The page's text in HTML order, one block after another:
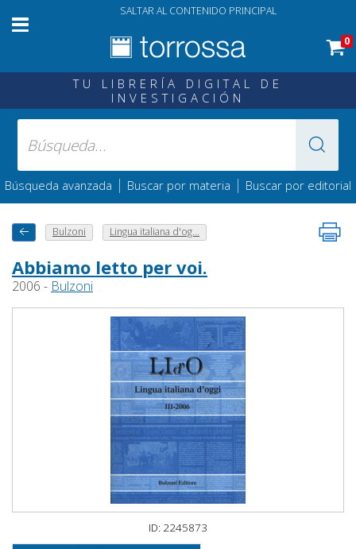
SALTAR AL CONTENIDO PRINCIPAL
0
TU LIBRERÍA DIGITAL DE
INVESTIGACIÓN
Búsqueda avanzada | Buscar por materia | Buscar por editorial
Bulzoni Lingua italiana d'og...
Abbiamo letto per voi.
2006 - Bulzoni
ID: 2245873